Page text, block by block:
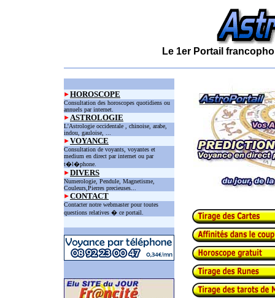
Le 1er Portail
HOROSCOPE
Consultation des horoscopes quotidiens ou
annuels par internet.
ASTROLOGIE
L'Astrologie occidentale , chinoise, arabe,
indou, gauloise, ...
VOYANCE
Consultation de voyants, voyantes et
medium en direct par internet ou par
t�l�phone.
DIVERS
Numerologie, Pendule, Magnetisme,
Couleurs,Pierres precieuses...
CONTACT
Contacter notre webmaster pour toutes
questions relatives � ce portail.